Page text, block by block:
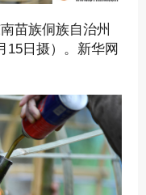
苗族侗族自治州
15日摄）。新华网